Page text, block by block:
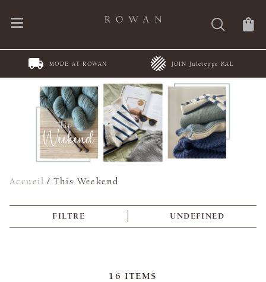
MODE AT ROWAN JOIN Juleteppe KAL
Accueil /This Weekend
FILTRE UNDEFINED
16 ITEMS